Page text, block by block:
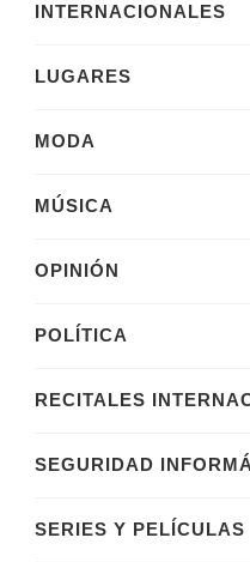
INTERNACIONALES
LUGARES
MODA
MÚSICA
OPINIÓN
POLÍTICA
RECITALES
SEGURIDAD
SERIES Y PELÍCULAS